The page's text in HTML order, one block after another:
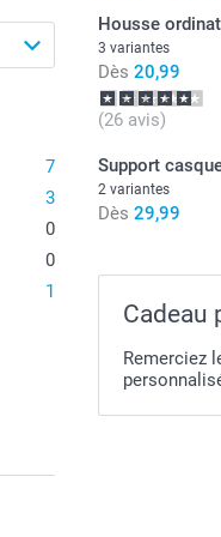
] Utilisation
Garde votre
Parfait pour
La
(TPU),
graisse
Les
7
3
0
0
1
Housse
3 variantes
Dès 20,99
(26 avis)
Support
2 variantes
Dès 29,99
Cadeau
Remerciez